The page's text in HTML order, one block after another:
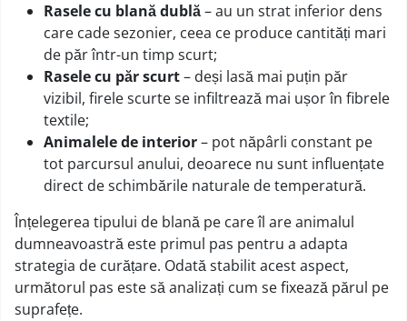
Rasele cu blană dublă– au un strat inferior dens
care cade sezonier, ceea ce produce cantități mari
de păr într-un timp scurt;
Rasele cu păr scurt– deși lasă mai puțin păr
vizibil, firele scurte se infiltrează mai ușor în fibrele
textile;
Animalele de interior– pot năpârli constant pe
tot parcursul anului, deoarece nu sunt influențate
direct de schimbările naturale de temperatură.
Înțelegerea tipului de blană pe care îl are animalul
dumneavoastră este primul pas pentru a adapta
strategia de curățare. Odată stabilit acest aspect,
următorul pas este să analizați cum se fixează părul pe
suprafețe.